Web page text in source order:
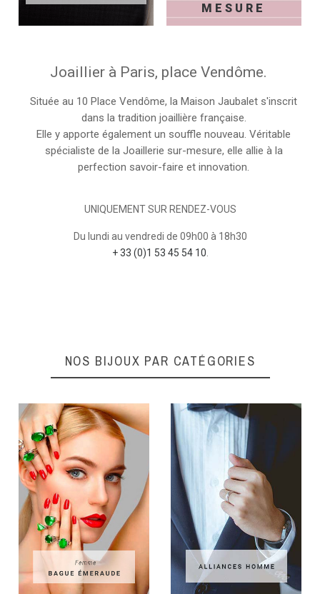
MESURE
Joaillier à Paris, place Vendôme.
Située au 10 Place Vendôme, la Maison Jaubalet s'inscrit
dans la tradition joaillière française.
Elle y apporte également un souffle nouveau. Véritable
spécialiste de la Joaillerie sur-mesure, elle allie à la
perfection savoir-faire et innovation.
UNIQUEMENT SUR RENDEZ-VOUS
Du lundi au vendredi de 09h00 à 18h30
+ 33 (0)1 53 45 54 10
NOS BIJOUX PAR CATÉGORIES